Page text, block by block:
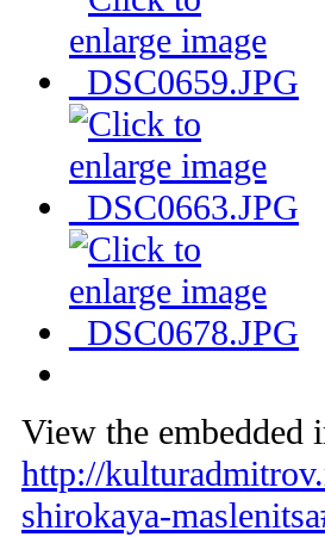
View the embedded
http://
shirokaya-